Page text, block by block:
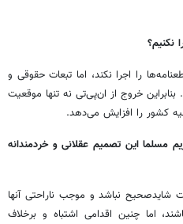
نکنیم؟
را اجرا نکند، اما تبعات حقوقی و
خروج از ان‌پی‌تی نه تنها موقعیت
کشور را افزایش می‌دهد.
مسلما این تصمیم عقلانی و خردمندانه
شایدصحیح نباشد و موجب ناراحتی آنها
اما چنین اقدامی اشتباه و برخلاف